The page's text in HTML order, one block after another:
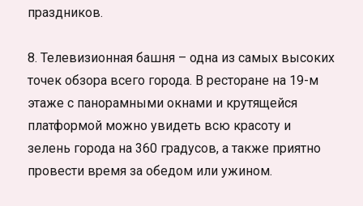
праздников.
8. Телевизионная башня – одна из самых высоких
точек обзора всего города. В ресторане на 19-м
этаже с панорамными окнами и крутящейся
платформой можно увидеть всю красоту и
зелень города на 360 градусов, а также приятно
провести время за обедом или ужином.